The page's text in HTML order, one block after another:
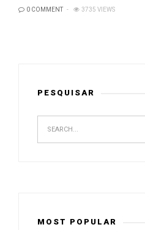
0 COMMENT 3735 VIEWS
PESQUISAR
MOST POPULAR